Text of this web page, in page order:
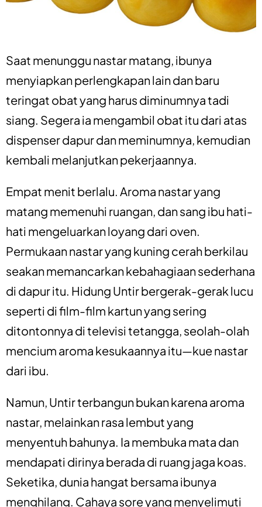
Saat menunggu nastar matang, ibunya
menyiapkan perlengkapan lain dan baru
teringat obat yang harus diminumnya tadi
siang. Segera ia mengambil obat itu dari atas
dispenser dapur dan meminumnya, kemudian
kembali melanjutkan pekerjaannya.
Empat menit berlalu. Aroma nastar yang
matang memenuhi ruangan, dan sang ibu hati-
hati mengeluarkan loyang dari oven.
Permukaan nastar yang kuning cerah berkilau
seakan memancarkan kebahagiaan sederhana
di dapur itu. Hidung Untir bergerak-gerak lucu
seperti di film-film kartun yang sering
ditontonnya di televisi tetangga, seolah-olah
mencium aroma kesukaannya itu—kue nastar
dari ibu.
Namun, Untir terbangun bukan karena aroma
nastar, melainkan rasa lembut yang
menyentuh bahunya. Ia membuka mata dan
mendapati dirinya berada di ruang jaga koas.
Seketika, dunia hangat bersama ibunya
menghilang. Cahaya sore yang menyelimuti